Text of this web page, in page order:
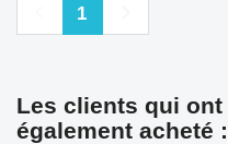
Précédent
1
Les clients qui
également acheté :